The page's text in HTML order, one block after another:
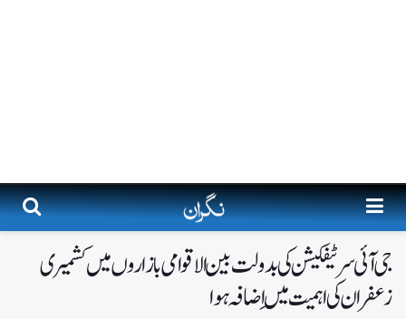
جی آئی سرٹیفکیشن کی بدولت بین الاقوامی بازاروں میں کشمیری
زعفران کی اہمیت میں اِضافہ ہوا